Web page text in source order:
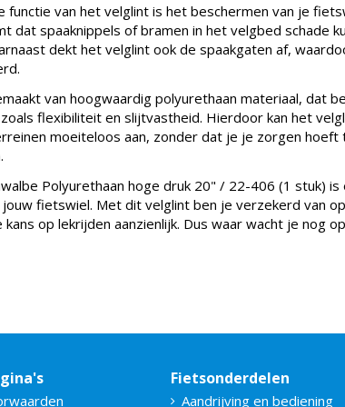
functie van het velglint is het beschermen van je
dat spaaknippels of bramen in het velgbed schade
dekt het velglint ook de spaakgaten af,
van hoogwaardig polyurethaan materiaal, dat
flexibiliteit en slijtvastheid. Hierdoor kan het
moeiteloos aan, zonder dat je je zorgen hoeft
Polyurethaan hoge druk 20" / 22-406 (1 stuk)
fietswiel. Met dit velglint ben je verzekerd van
op lekrijden aanzienlijk. Dus waar wacht je nog
Fietsonderdelen
Aandrijving en bediening